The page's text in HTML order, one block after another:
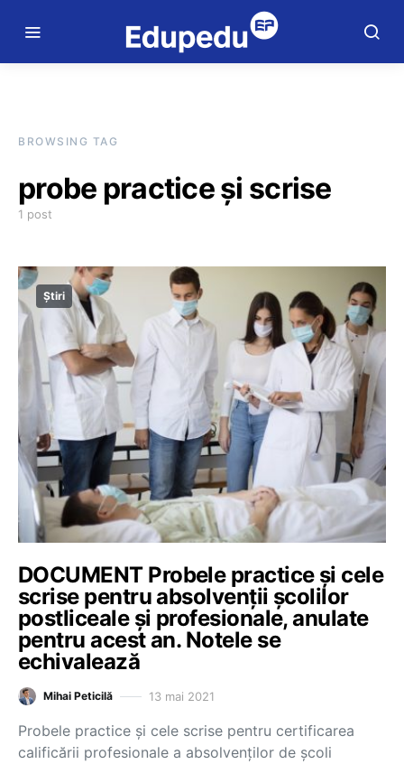
BROWSING TAG
probe practice și scrise
1 post
Știri
DOCUMENT Probele practice și cele
scrise pentru absolvenții școlilor
postliceale și profesionale, anulate
pentru acest an. Notele se
echivalează
Mihai Peticilă 13 mai 2021
Probele practice și cele scrise pentru certificarea
calificării profesionale a absolvenților de școli